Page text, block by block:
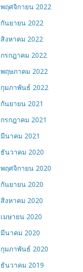
พฤศจิกายน 2022
กันยายน 2022
สิงหาคม 2022
กรกฎาคม 2022
พฤษภาคม 2022
กุมภาพันธ์ 2022
กันยายน 2021
กรกฎาคม 2021
มีนาคม 2021
ธันวาคม 2020
พฤศจิกายน 2020
กันยายน 2020
สิงหาคม 2020
เมษายน 2020
มีนาคม 2020
กุมภาพันธ์ 2020
ธันวาคม 2019